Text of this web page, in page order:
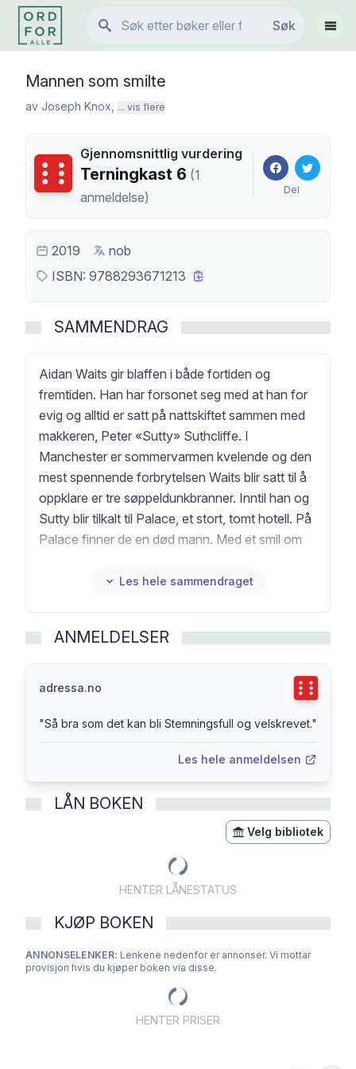
Søk
Søk
Vis
Mannen som smilte
av Joseph Knox ... vis flere
Terningkast
Gjennomsnittlig vurdering
Terningkast 6 (1
anmeldelse) Del
2019
nob
ISBN: 9788293671213
SAMMENDRAG
Aidan Waits gir blaffen i både fortiden og
fremtiden. Han har forsonet seg med at han for
evig og alltid er satt på nattskiftet sammen med
makkeren, Peter «Sutty» Suthcliffe. I
Manchester er sommervarmen kvelende og den
mest spennende forbrytelsen Waits blir satt til å
oppklare er tre søppeldunkbranner. Inntil han og
Sutty blir tilkalt til Palace, et stort, tomt hotell. På
Palace finner de en død mann. Med et smil om
For å finne ut hvem mannen som smiler er, må
Les hele sammendraget
ANMELDELSER
adressa.no
"Så bra som det kan bli Stemningsfull og velskrevet."
Les hele anmeldelsen
LÅN BOKEN
Velg bibliotek
HENTER LÅNESTATUS
KJØP BOKEN
ANNONSELENKER: Lenkene nedenfor er annonser. Vi mottar
provisjon hvis du kjøper boken via disse.
HENTER PRISER